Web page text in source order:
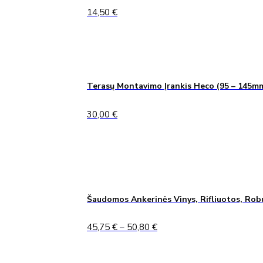
14,50 €
Terasų Montavimo Įrankis Heco (95 –
30,00 €
Šaudomos Ankerinės Vinys, Rifliuotos,
45,75 € – 50,80 €Price